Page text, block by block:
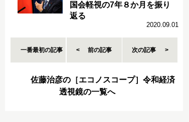
国会軽視の7年８か月を振り
返る
2020.09.01
一番最初の記事 前の記事 次の記事
佐藤治彦の［エコノスコープ］令和経済
透視鏡の一覧へ